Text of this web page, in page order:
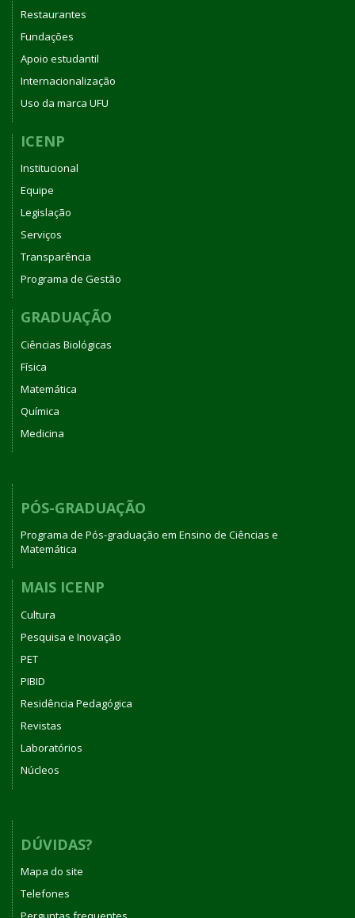
Restaurantes
Fundações
Apoio estudantil
Internacionalização
Uso da marca UFU
ICENP
Institucional
Equipe
Legislação
Serviços
Transparência
Programa de Gestão
GRADUAÇÃO
Ciências Biológicas
Física
Matemática
Química
Medicina
PÓS-GRADUAÇÃO
Programa de Pós-graduação em Ensino de Ciências e
Matemática
MAIS ICENP
Cultura
Pesquisa e Inovação
PET
PIBID
Residência Pedagógica
Revistas
Laboratórios
Núcleos
DÚVIDAS?
Mapa do site
Telefones